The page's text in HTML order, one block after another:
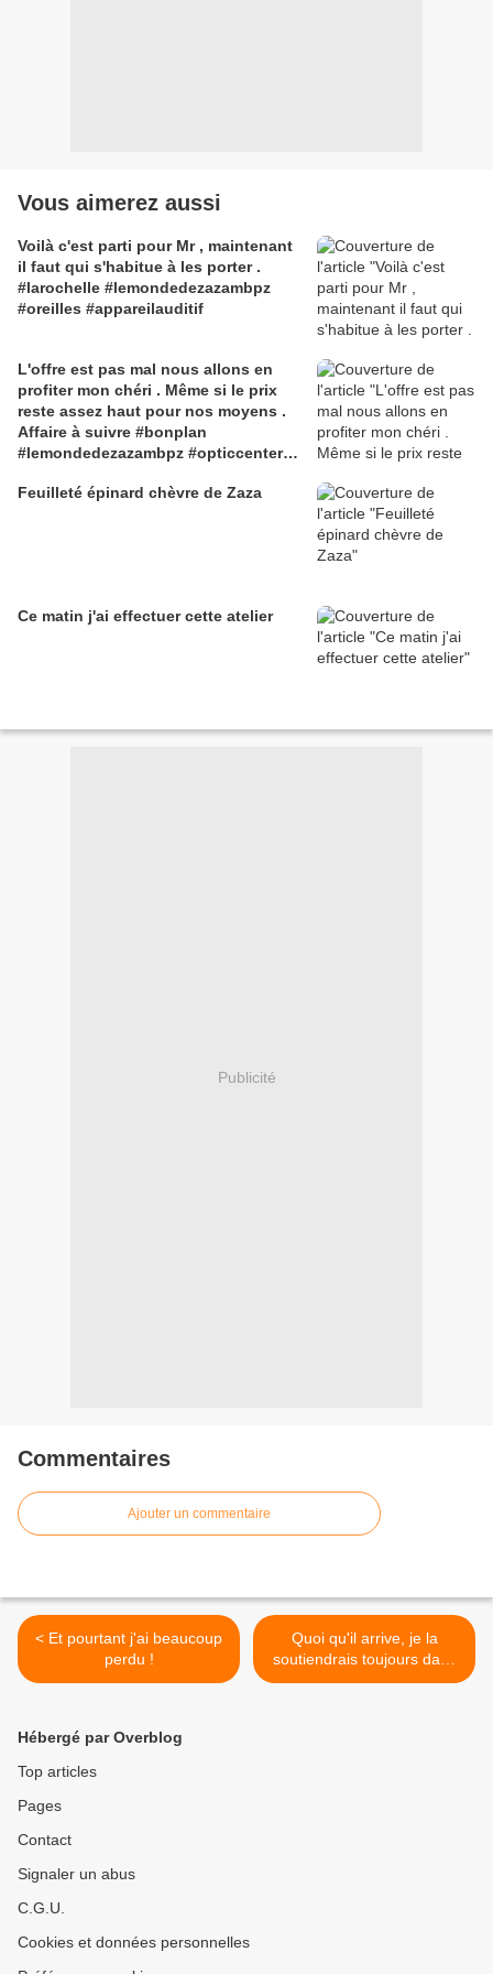
Vous aimerez aussi
Voilà c'est parti pour Mr , maintenant
il faut qui s'habitue à les porter .
#larochelle #lemondedezazambpz
#oreilles #appareilauditif
L'offre est pas mal nous allons en
profiter mon chéri . Même si le prix
reste assez haut pour nos moyens .
Affaire à suivre #bonplan
#lemondedezazambpz #opticcenter
Feuilleté épinard chèvre de Zaza
Ce matin j'ai effectuer cette atelier
Publicité
Commentaires
Ajouter un commentaire
< Et pourtant j'ai beaucoup
perdu !
Quoi qu'il arrive, je la
soutiendrais toujours dans
ses projets. >
Hébergé par Overblog
Top articles
Pages
Contact
Signaler un abus
C.G.U.
Cookies et données personnelles